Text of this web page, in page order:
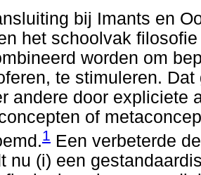
bij Imants en
het schoolvak
worden om
te stimuleren.
andere door expliciete
of
1 Een verbeterde
nu (i) een